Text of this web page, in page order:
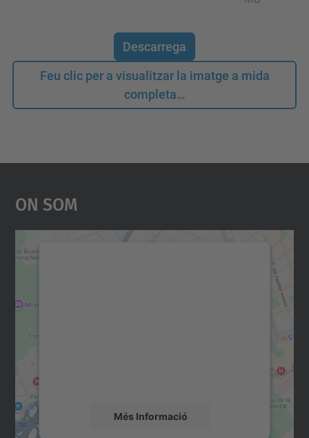
Descarrega
Feu clic per a visualitzar la imatge a mida
completa…
On Som
Més Informació